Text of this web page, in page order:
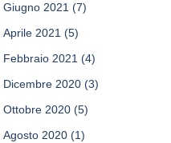
Giugno 2021 (7)
Aprile 2021 (5)
Febbraio 2021 (4)
Dicembre 2020 (3)
Ottobre 2020 (5)
Agosto 2020 (1)